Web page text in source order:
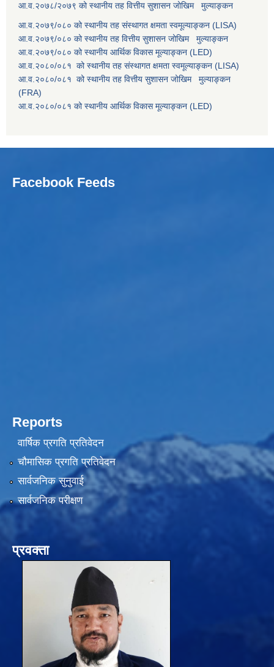
आ.व.२०७८/२०७९ को स्थानीय तह वित्तीय सुशासन जोखिम मुल्याङ्कन
आ.व.२०७९/०८० को स्थानीय तह संस्थागत क्षमता स्वमूल्याङ्कन (LISA)
आ.व.२०७९/०८० को स्थानीय तह वित्तीय सुशासन जोखिम मुल्याङ्कन
आ.व.२०७९/०८० को स्थानीय आर्थिक विकास मूल्याङ्कन (LED)
आ.व.२०८०/०८१ को स्थानीय तह संस्थागत क्षमता स्वमूल्याङ्कन (LISA)
आ.व.२०८०/०८१ को स्थानीय तह वित्तीय सुशासन जोखिम मुल्याङ्कन
(FRA)
आ.व.२०८०/०८१ को स्थानीय आर्थिक विकास मूल्याङ्कन (LED)
Facebook Feeds
Reports
वार्षिक प्रगति प्रतिवेदन
चौमासिक प्रगति प्रतिवेदन
सार्वजनिक सुनुवाई
सार्वजनिक परीक्षण
प्रवक्ता